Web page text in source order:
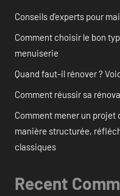
Conseils d’experts pour
Comment choisir le bon
menuiserie
Quand faut-il rénover ?
Comment réussir sa
Comment mener un projet
manière structurée,
classiques
Recent